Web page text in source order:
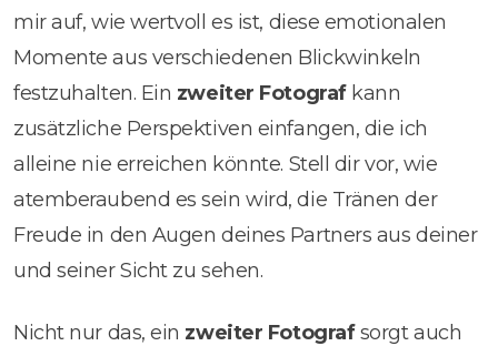
mir auf, wie wertvoll es ist, diese emotionalen
Momente aus verschiedenen Blickwinkeln
festzuhalten. Ein zweiter Fotografkann
zusätzliche Perspektiven einfangen, die ich
alleine nie erreichen könnte. Stell dir vor, wie
atemberaubend es sein wird, die Tränen der
Freude in den Augen deines Partners aus deiner
und seiner Sicht zu sehen.
Nicht nur das, ein zweiter Fotografsorgt auch